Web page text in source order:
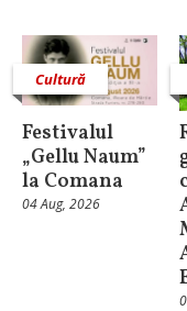
Cultură
Festivalul
„Gellu Naum”
la Comana
04 Aug, 2026